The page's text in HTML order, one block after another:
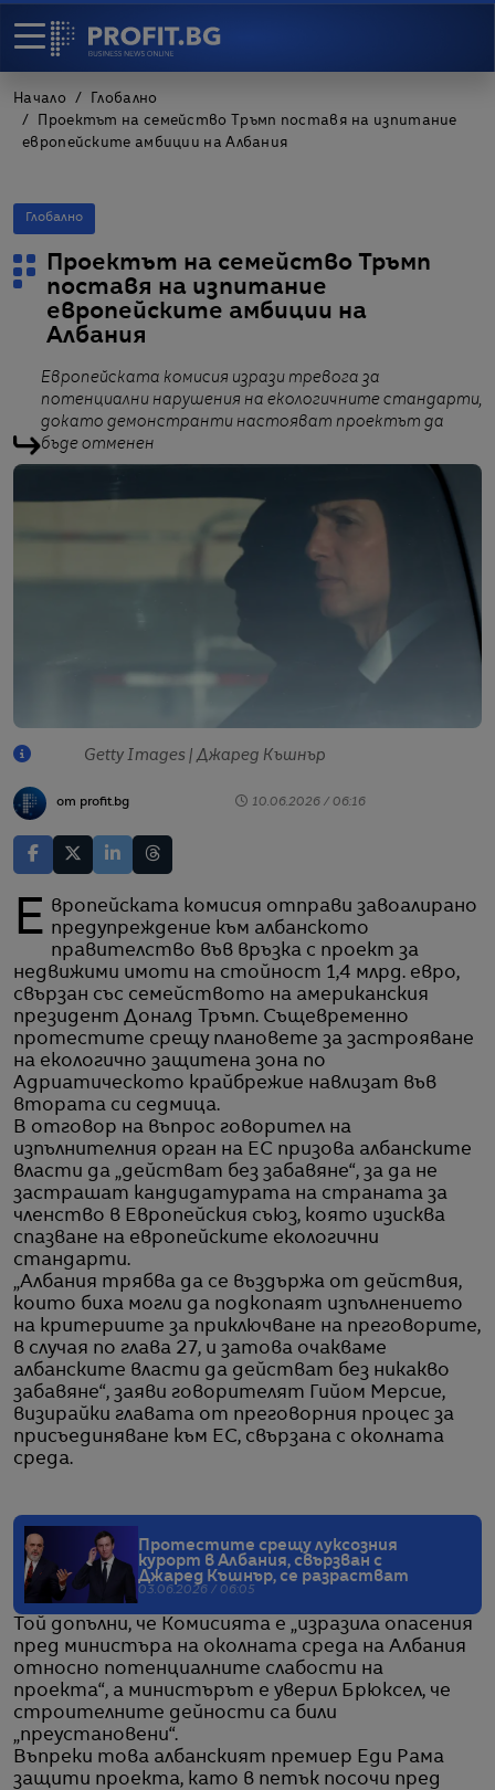
Начало
Глобално
Проектът на семейство Тръмп поставя на изпитание
европейските амбиции на Албания
Глобално
Проектът на семейство Тръмп
поставя на изпитание
европейските амбиции на
Албания
Европейската комисия изрази тревога за
потенциални нарушения на екологичните стандарти,
докато демонстранти настояват проектът да
бъде отменен
Getty Images | Джарeд Къшнър
от profit.bg 10.06.2026 / 06:16
Европейската комисия отправи завоалирано предупреждение към албанското
правителство във връзка с проект за
недвижими имоти на стойност 1,4 млрд. евро,
свързан със семейството на американския
президент Доналд Тръмп. Същевременно
протестите срещу плановете за застрояване
на екологично защитена зона по
Адриатическото крайбрежие навлизат във
втората си седмица.
В отговор на въпрос говорител на
изпълнителния орган на ЕС призова албанските
власти да „действат без забавяне“, за да не
застрашат кандидатурата на страната за
членство в Европейския съюз, която изисква
спазване на европейските екологични
стандарти.
„Албания трябва да се въздържа от действия,
които биха могли да подкопаят изпълнението
на критериите за приключване на преговорите,
в случая по глава 27, и затова очакваме
албанските власти да действат без никакво
забавяне“, заяви говорителят Гийом Мерсие,
визирайки главата от преговорния процес за
присъединяване към ЕС, свързана с околната
среда.
Протестите срещу луксозния
курорт в Албания, свързван с
Джаред Къшнър, се разрастват
03.06.2026 / 06:05
Той допълни, че Комисията е „изразила опасения
пред министъра на околната среда на Албания
относно потенциалните слабости на
проекта“, а министърът е уверил Брюксел, че
строителните дейности са били
„преустановени“.
Въпреки това албанският премиер Еди Рама
защити проекта, като в петък посочи пред